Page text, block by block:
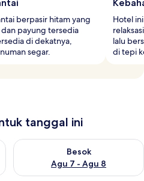
berpasir hitam yang
payung tersedia
di dekatnya,
segar.
Hotel
lalu
di tepi
tanggal ini
ini Agu 6 - Agu 7
Besok
Agu 7 - Agu 8
Periksa ketersediaan untuk